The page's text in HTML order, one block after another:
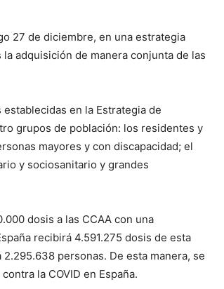
27 de diciembre, en una estrategia
adquisición de manera conjunta de las
en la Estrategia de
grupos de población: los residentes y
mayores y con discapacidad; el
y sociosanitario y grandes
dosis a las CCAA con una
recibirá 4.591.275 dosis de esta
personas. De esta manera, se
la COVID en España.